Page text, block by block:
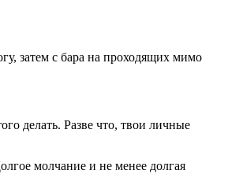
затем с бара на проходящих мимо
делать. Разве что, твои личные
молчание и не менее долгая